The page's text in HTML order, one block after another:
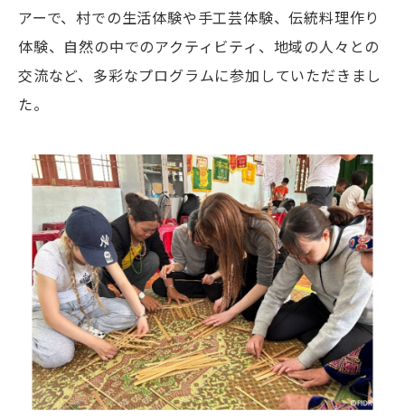
アーで、村での生活体験や手工芸体験、伝統料理作り
体験、自然の中でのアクティビティ、地域の人々との
交流など、多彩なプログラムに参加していただきまし
た。